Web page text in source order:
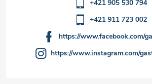
+421 905 530 794
+421 911 723 002
https://www.facebook.com/
https://www.instagram.com/